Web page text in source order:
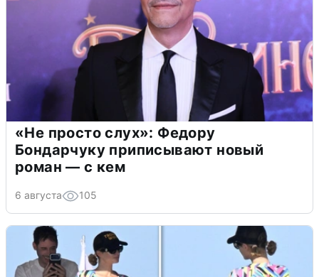
«Не просто слух»: Федору
Бондарчуку приписывают новый
роман — с кем
6 августа 105